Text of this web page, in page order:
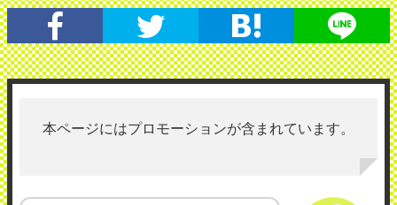
本ページにはプロモーションが含まれています。